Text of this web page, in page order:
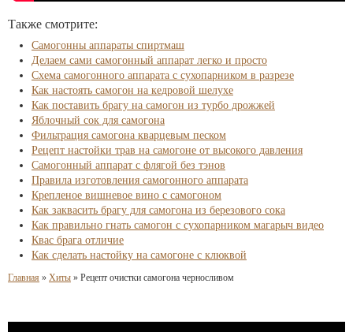
Также смотрите:
Самогонны аппараты спиртмаш
Делаем сами самогонный аппарат легко и просто
Схема самогонного аппарата с сухопарником в разрезе
Как настоять самогон на кедровой шелухе
Как поставить брагу на самогон из турбо дрожжей
Яблочный сок для самогона
Фильтрация самогона кварцевым песком
Рецепт настойки трав на самогоне от высокого давления
Самогонный аппарат с флягой без тэнов
Правила изготовления самогонного аппарата
Крепленое вишневое вино с самогоном
Как заквасить брагу для самогона из березового сока
Как правильно гнать самогон с сухопарником магарыч видео
Квас брага отличие
Как сделать настойку на самогоне с клюквой
Главная » Хиты » Рецепт очистки самогона черносливом